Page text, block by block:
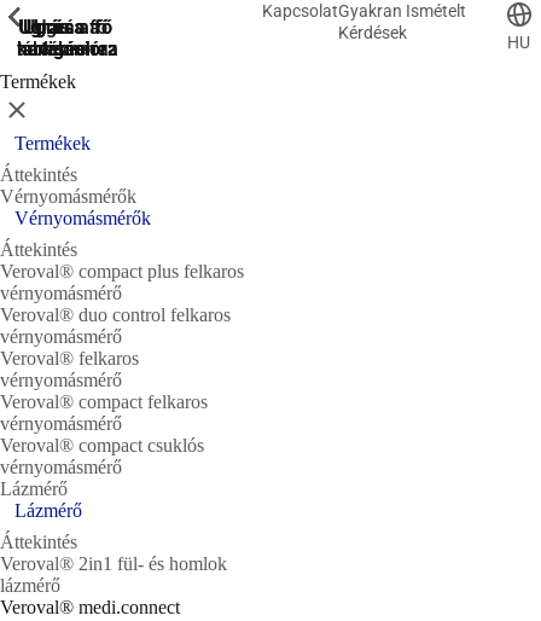
Ugrás a
kereséshez
Ugrás a fő
navigációra
Ugrás a fő
navigációra
Ugrás a fő
tartalomra
Ugrás a
láblécre
KapcsolatGyakran Ismételt
Kérdések
HU
Termékek
ShowPrevious
Bezárás
Termékek
Áttekintés
Vérnyomásmérők
ShowPrevious
Vérnyomásmérők
Áttekintés
Veroval® compact plus felkaros
vérnyomásmérő
Veroval® duo control felkaros
vérnyomásmérő
Veroval® felkaros
vérnyomásmérő
Veroval® compact felkaros
vérnyomásmérő
Veroval® compact csuklós
vérnyomásmérő
Lázmérő
ShowPrevious
Lázmérő
Áttekintés
Veroval® 2in1 fül- és homlok
lázmérő
Veroval® medi.connect
ShowPrevious
ShowPrevious
ShowPrevious
ShowPrevious
ShowPrevious